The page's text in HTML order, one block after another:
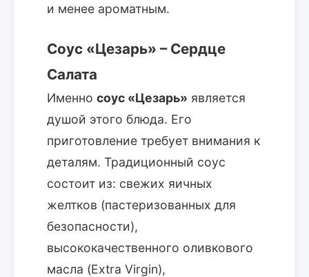
и менее ароматным.
Соус «Цезарь» – Сердце
Салата
Именно соус «Цезарь» является
душой этого блюда. Его
приготовление требует внимания к
деталям. Традиционный соус
состоит из: свежих яичных
желтков (пастеризованных для
безопасности),
высококачественного оливкового
масла (Extra Virgin),